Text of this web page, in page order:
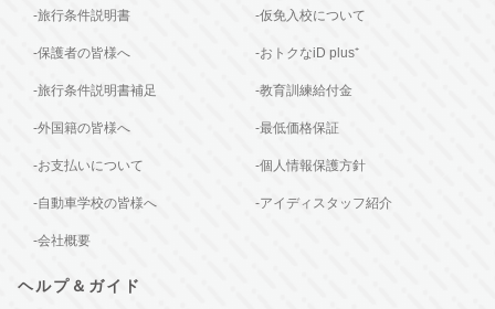
-旅行条件説明書 -仮免入校について
-保護者の皆様へ -おトクなiD plus⁺
-旅行条件説明書補足 -教育訓練給付金
-外国籍の皆様へ -最低価格保証
-お支払いについて -個人情報保護方針
-自動車学校の皆様へ -アイディスタッフ紹介
-会社概要
ヘルプ＆ガイド